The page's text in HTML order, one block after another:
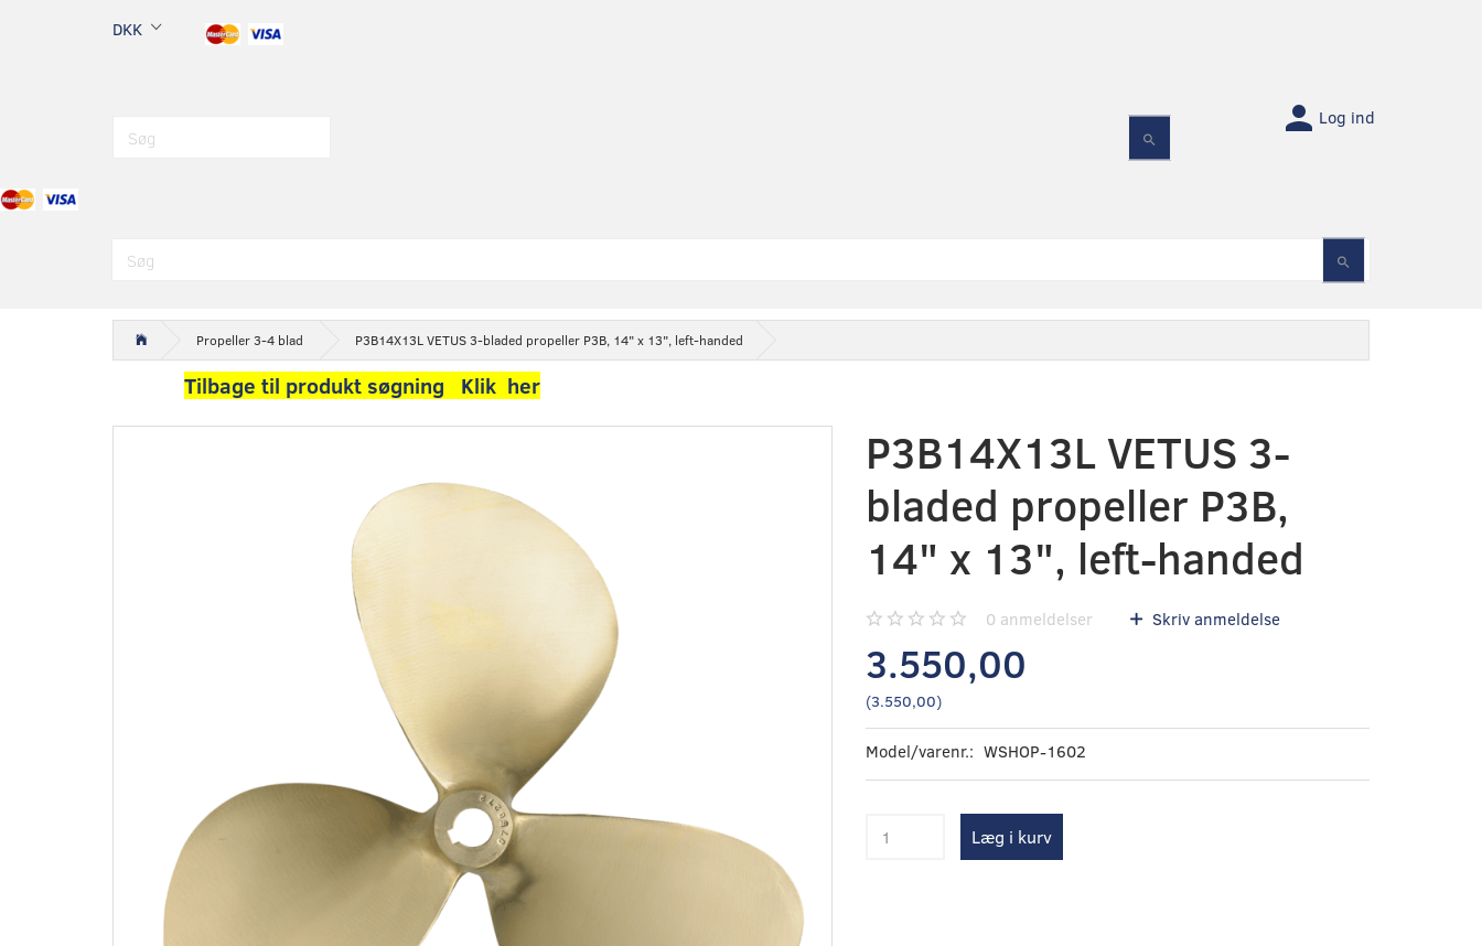
DKK
Log ind
Propeller 3-4 blad P3B14X13L VETUS 3-bladed propeller P3B, 14" x 13", left-handed
Tilbage til produkt søgning Klik her
P3B14X13L VETUS 3-
bladed propeller P3B,
14" x 13", left-handed
0 anmeldelser Skriv anmeldelse
3.550,00
(3.550,00)
Model/varenr.: WSHOP-1602
Læg i kurv